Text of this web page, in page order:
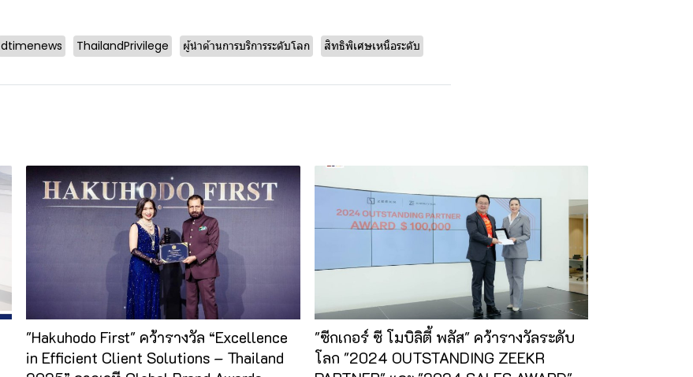
dtimenews ThailandPrivilege ผู้นำด้านการบริการระดับโลก สิทธิพิเศษเหนือระดับ
"Hakuhodo First" คว้ารางวัล “Excellence
in Efficient Client Solutions – Thailand
"ซีกเกอร์ ซี โมบิลิตี้ พลัส" คว้ารางวัลระดับ
โลก "2024 OUTSTANDING ZEEKR